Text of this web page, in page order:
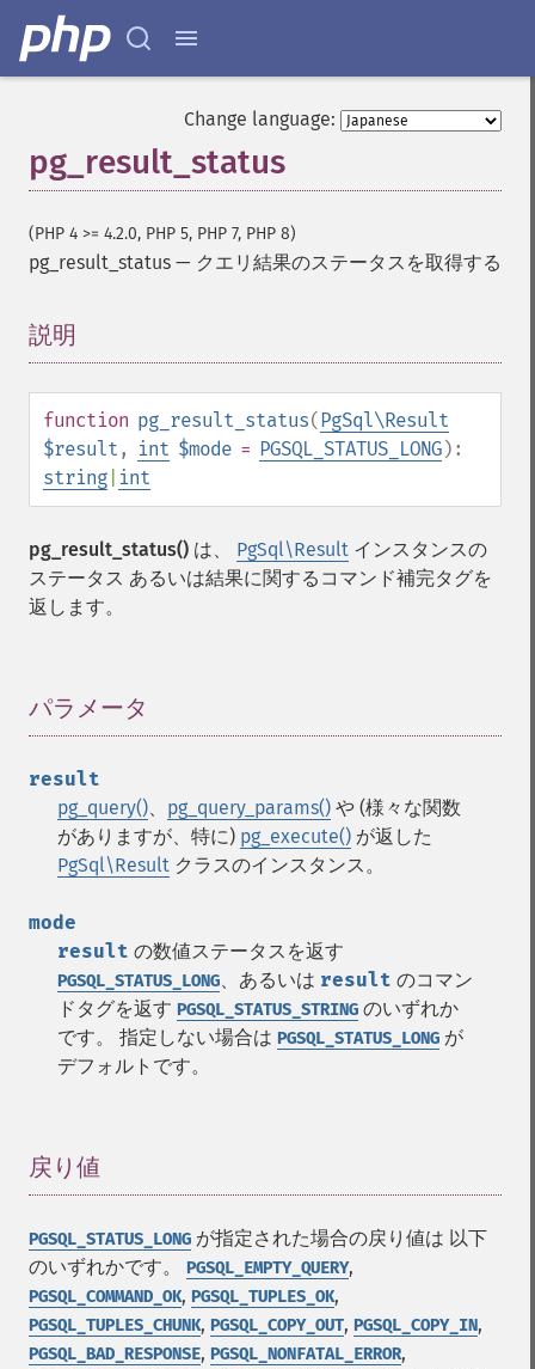
Change language:
pg_result_status
(PHP 4 >= 4.2.0, PHP 5, PHP 7, PHP 8)
pg_result_status — クエリ結果のステータスを取得する
説明
function pg_result_status(PgSql\Result
$result , int $mode = PGSQL_STATUS_LONG):
string int
pg_result_status() は、 PgSql\Result インスタンスの
ステータス あるいは結果に関するコマンド補完タグを
返します。
パラメータ
result
pg_query()、 pg_query_params() や (様々な関数
がありますが、特に) pg_execute() が返した
PgSql\Result クラスのインスタンス。
mode
result の数値ステータスを返す
PGSQL_STATUS_LONG、あるいは result のコマン
ドタグを返す PGSQL_STATUS_STRING のいずれか
です。 指定しない場合は PGSQL_STATUS_LONG が
デフォルトです。
戻り値
PGSQL_STATUS_LONG が指定された場合の戻り値は 以下
のいずれかです。 PGSQL_EMPTY_QUERY,
PGSQL_COMMAND_OK, PGSQL_TUPLES_OK,
PGSQL_TUPLES_CHUNK, PGSQL_COPY_OUT, PGSQL_COPY_IN,
PGSQL_BAD_RESPONSE, PGSQL_NONFATAL_ERROR,